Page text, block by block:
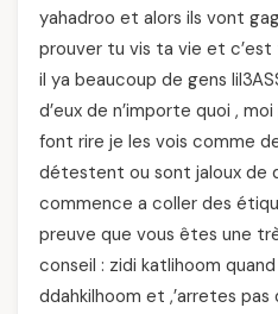
yahadroo et alors ils vont
prouver tu vis ta vie et
il ya beaucoup de gens
d’eux de n’importe quoi ,
font rire je les vois comme
détestent ou sont jaloux de
commence a coller des
preuve que vous êtes une
conseil : zidi katlihoom
ddahkilhoom et ,’arretes